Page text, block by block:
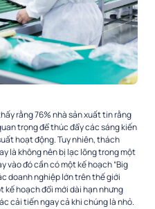
rằng 76% nhà sản xuất tin rằng
trọng để thúc đẩy các sáng kiến
hoạt động. Tuy nhiên, thách
là không nên bị lạc lõng trong một
vào đó cần có một kế hoạch “Big
doanh nghiệp lớn trên thế giới
hoạch đổi mới dài hạn nhưng
cải tiến ngay cả khi chúng là nhỏ.